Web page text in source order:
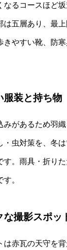
なるコースほど
は五層あり、最
きやすい靴、防
服装と持ち物
みがあるため羽
・虫対策を、冬
す。雨具・折り
。
な撮影スポッ
は赤瓦の天守を